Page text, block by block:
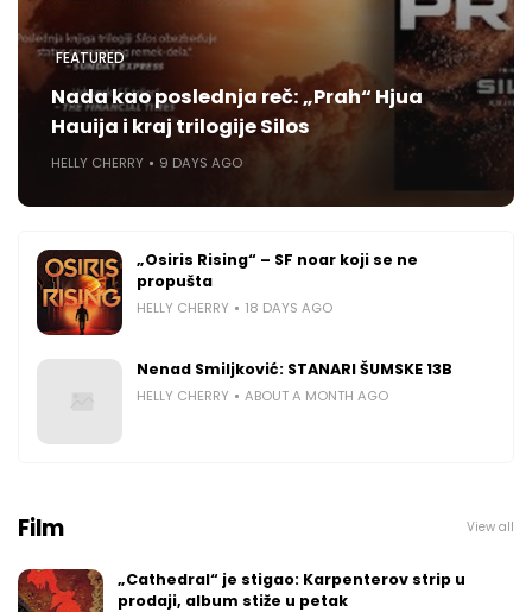
FEATURED
Nada kao poslednja reč: „Prah“ Hjua
Hauija i kraj trilogije Silos
HELLY CHERRY 9 DAYS AGO
„Osiris Rising“ – SF noar koji se ne
propušta
HELLY CHERRY 18 DAYS AGO
Nenad Smiljković: STANARI ŠUMSKE 13B
HELLY CHERRY ABOUT A MONTH AGO
Film View all
„Cathedral“ je stigao: Karpenterov strip u
prodaji, album stiže u petak